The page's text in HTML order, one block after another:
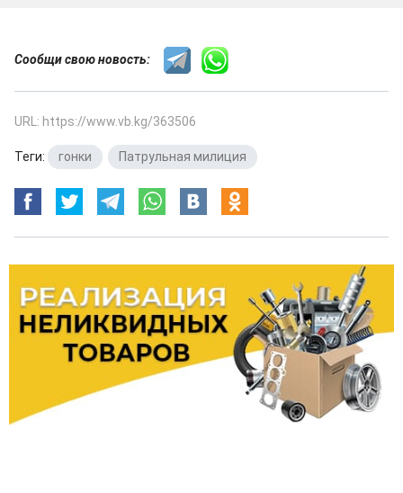
Сообщи свою новость:
URL: https://www.vb.kg/363506
Теги: гонки Патрульная милиция